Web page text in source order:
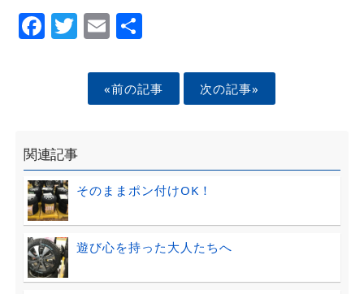
Facebook
Twitter
EmailShare
«前の記事 次の記事»
関連記事
そのままポン付けOK！
遊び心を持った大人たちへ